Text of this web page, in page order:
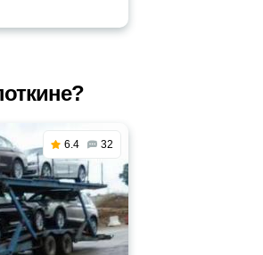
6.4 32